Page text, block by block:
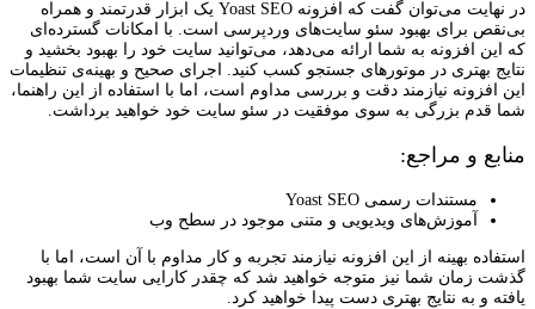
در نهایت می‌توان گفت که افزونه Yoast SEO یک ابزار قدرتمند و همراه
بی‌نقص برای بهبود سئو سایت‌های وردپرسی است. با امکانات گسترده‌ای
که این افزونه به شما ارائه می‌دهد، می‌توانید سایت خود را بهبود بخشید و
نتایج بهتری در موتورهای جستجو کسب کنید. اجرای صحیح و بهینه‌ی تنظیمات
این افزونه نیازمند دقت و بررسی مداوم است، اما با استفاده از این راهنما،
شما قدم بزرگی به سوی موفقیت در سئو سایت خود خواهید برداشت.
منابع و مراجع:
مستندات رسمی Yoast SEO
آموزش‌های ویدیویی و متنی موجود در سطح وب
استفاده بهینه از این افزونه نیازمند تجربه و کار مداوم با آن است، اما با
گذشت زمان شما نیز متوجه خواهید شد که چقدر کارایی سایت شما بهبود
یافته و به نتایج بهتری دست پیدا خواهید کرد.